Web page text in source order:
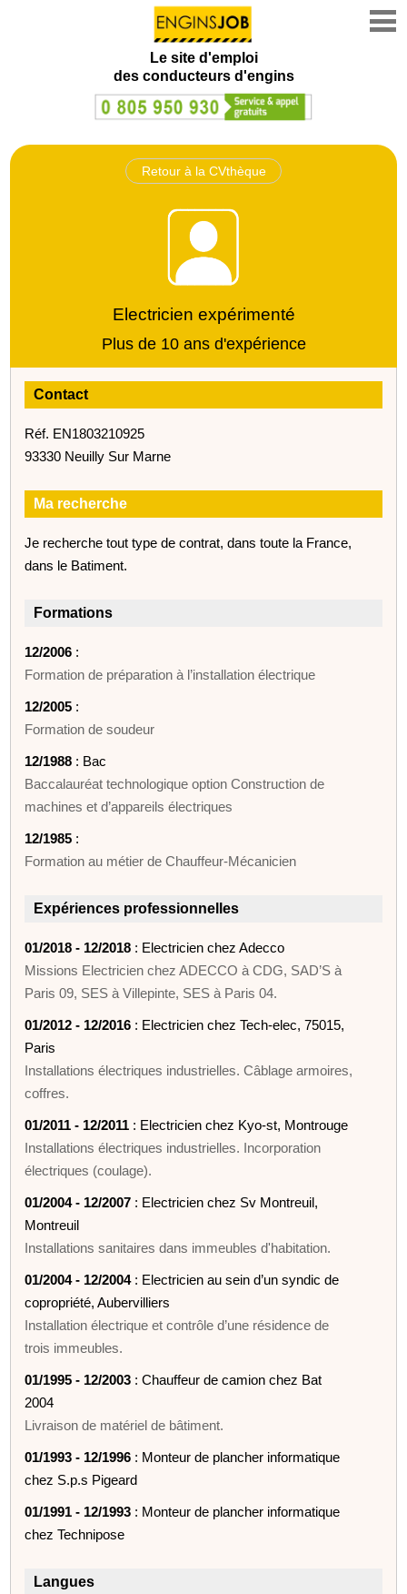
Le site d'emploi
des conducteurs d'engins
Retour à la CVthèque
Electricien expérimenté
Plus de 10 ans d'expérience
Contact
Réf. EN1803210925
93330 Neuilly Sur Marne
Ma recherche
Je recherche tout type de contrat, dans toute la France,
dans le Batiment.
Formations
12/2006 :
Formation de préparation à l’installation électrique
12/2005 :
Formation de soudeur
12/1988 : Bac
Baccalauréat technologique option Construction de
machines et d’appareils électriques
12/1985 :
Formation au métier de Chauffeur-Mécanicien
Expériences professionnelles
01/2018 - 12/2018 : Electricien chez Adecco
Missions Electricien chez ADECCO à CDG, SAD’S à
Paris 09, SES à Villepinte, SES à Paris 04.
01/2012 - 12/2016 : Electricien chez Tech-elec, 75015,
Paris
Installations électriques industrielles. Câblage armoires,
coffres.
01/2011 - 12/2011 : Electricien chez Kyo-st, Montrouge
Installations électriques industrielles. Incorporation
électriques (coulage).
01/2004 - 12/2007 : Electricien chez Sv Montreuil,
Montreuil
Installations sanitaires dans immeubles d'habitation.
01/2004 - 12/2004: Electricien au sein d’un syndic de
copropriété, Aubervilliers
Installation électrique et contrôle d’une résidence de
trois immeubles.
01/1995 - 12/2003 : Chauffeur de camion chez Bat
2004
Livraison de matériel de bâtiment.
01/1993 - 12/1996 : Monteur de plancher informatique
chez S.p.s Pigeard
01/1991 - 12/1993 : Monteur de plancher informatique
chez Technipose
Langues